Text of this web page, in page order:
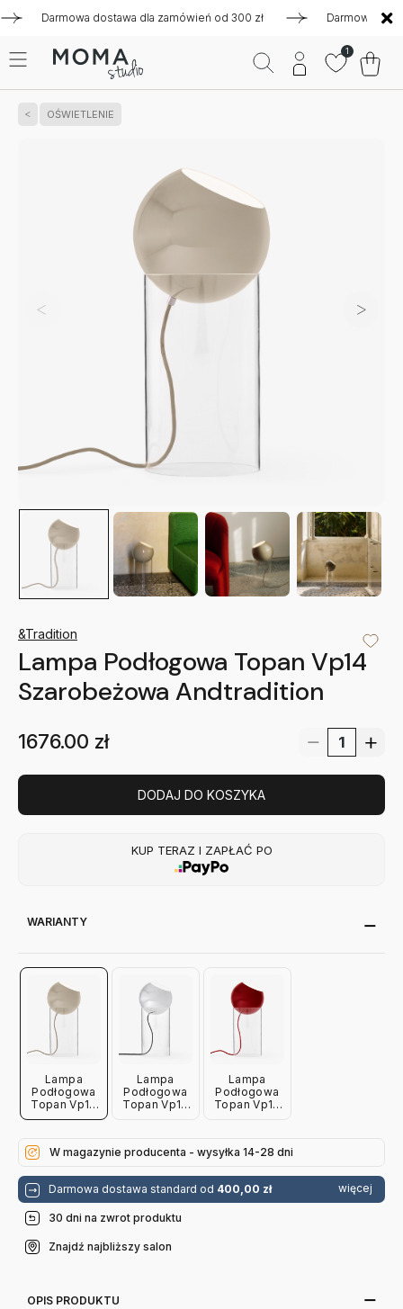
Darmowa dostawa dla zamówień od 300 zł Darmowa dostawa
1
OŚWIETLENIE
&Tradition
Lampa Podłogowa Topan Vp14
Szarobeżowa Andtradition
1676.00 zł
DODAJ DO KOSZYKA
KUP TERAZ I ZAPŁAĆ PO
WARIANTY
Lampa
Podłogowa
Topan Vp14
Szarobeżowa
Lampa
Podłogowa
Topan Vp14
Lampa
Podłogowa
Topan Vp14
W magazynie producenta - wysyłka 14-28 dni
Darmowa dostawa standard od 400,00 zł więcej
30 dni na zwrot produktu
Znajdź najbliższy salon
OPIS PRODUKTU